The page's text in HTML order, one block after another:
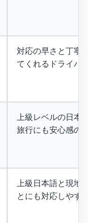
対応の早さと丁寧
てくれるドライバ
上級レベルの日本
旅行にも安心感の
上級日本語と現地
とにも対応しやす